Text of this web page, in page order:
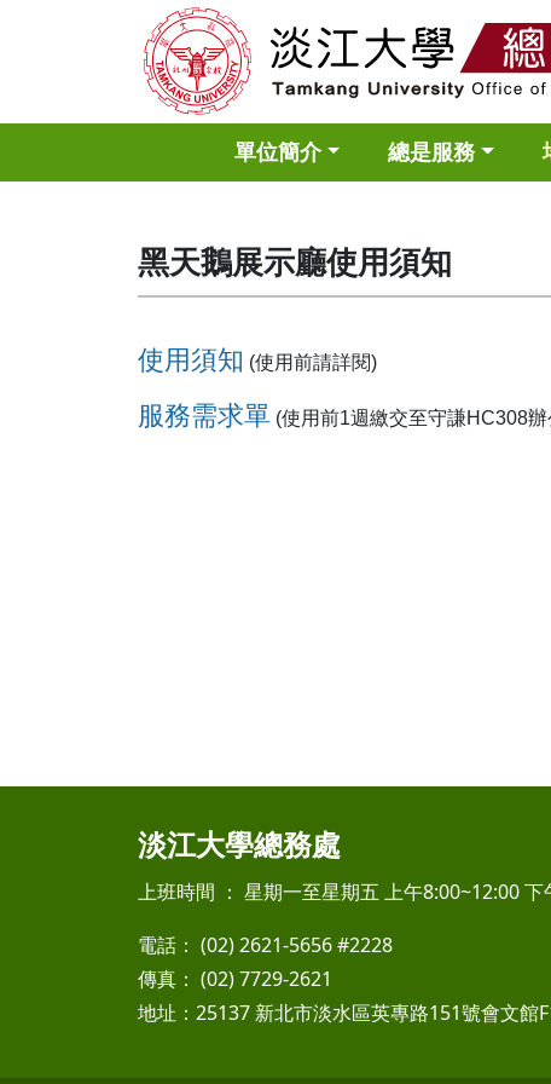
單位簡介 總是服務
黑天鵝展示廳使用須知
使用須知 (使用前請詳閱)
服務需求單 (使用前1週繳交至守謙HC308辦
淡江大學總務處
上班時間 ： 星期一至星期五 上午8:00~12:00 下
電話： (02) 2621-5656 #2228
傳真： (02) 7729-2621
地址：25137 新北市淡水區英專路151號會文館